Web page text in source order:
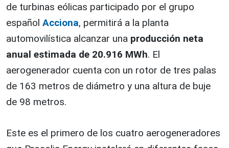
de turbinas eólicas participado por el grupo
español Acciona, permitirá a la planta
automovilística alcanzar una producción neta
anual estimada de 20.916 MWh. El
aerogenerador cuenta con un rotor de tres palas
de 163 metros de diámetro y una altura de buje
de 98 metros.
Este es el primero de los cuatro aerogeneradores